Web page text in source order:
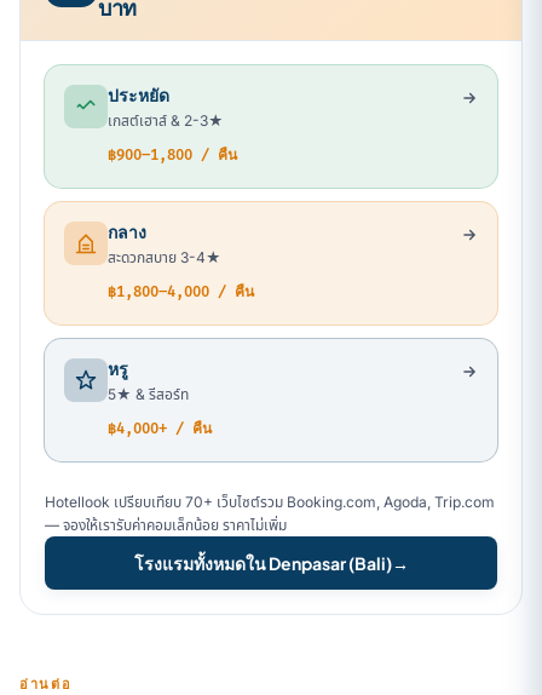
บาท
ประหยัด
เกสต์เฮาส์ & 2-3★
฿900–1,800 / คืน
กลาง
สะดวกสบาย 3-4★
฿1,800–4,000 / คืน
หรู
5★ & รีสอร์ท
฿4,000+ / คืน
Hotellook เปรียบเทียบ 70+ เว็บไซต์รวม Booking.com, Agoda, Trip.com
— จองให้เรารับค่าคอมเล็กน้อย ราคาไม่เพิ่ม
โรงแรมทั้งหมดใน Denpasar (Bali)→
อ่านต่อ